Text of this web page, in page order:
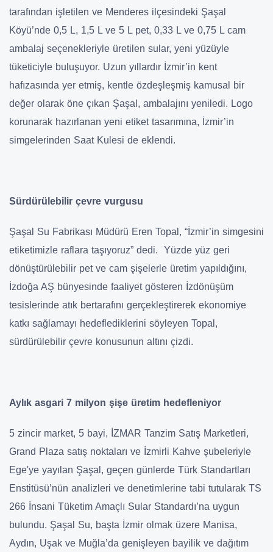
tarafından işletilen ve Menderes ilçesindeki Şaşal
Köyü’nde 0,5 L, 1,5 L ve 5 L pet, 0,33 L ve 0,75 L cam
ambalaj seçenekleriyle üretilen sular, yeni yüzüyle
tüketiciyle buluşuyor. Uzun yıllardır İzmir’in kent
hafızasında yer etmiş, kentle özdeşleşmiş kamusal bir
değer olarak öne çıkan Şaşal, ambalajını yeniledi. Logo
korunarak hazırlanan yeni etiket tasarımına, İzmir’in
simgelerinden Saat Kulesi de eklendi.
Sürdürülebilir çevre vurgusu
Şaşal Su Fabrikası Müdürü Eren Topal, “İzmir’in simgesini
etiketimizle raflara taşıyoruz” dedi. Yüzde yüz geri
dönüştürülebilir pet ve cam şişelerle üretim yapıldığını,
İzdoğa AŞ bünyesinde faaliyet gösteren İzdönüşüm
tesislerinde atık bertarafını gerçekleştirerek ekonomiye
katkı sağlamayı hedeflediklerini söyleyen Topal,
sürdürülebilir çevre konusunun altını çizdi.
Aylık asgari 7 milyon şişe üretim hedefleniyor
5 zincir market, 5 bayi, İZMAR Tanzim Satış Marketleri,
Grand Plaza satış noktaları ve İzmirli Kahve şubeleriyle
Ege'ye yayılan Şaşal, geçen günlerde Türk Standartları
Enstitüsü’nün analizleri ve denetimlerine tabi tutularak TS
266 İnsani Tüketim Amaçlı Sular Standardı’na uygun
bulundu. Şaşal Su, başta İzmir olmak üzere Manisa,
Aydın, Uşak ve Muğla’da genişleyen bayilik ve dağıtım